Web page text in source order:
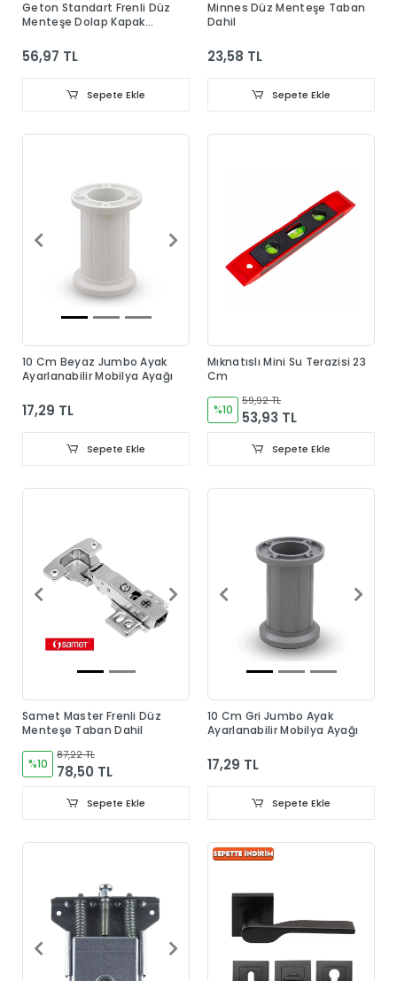
Geton Standart Frenli Düz
Menteşe Dolap Kapak
56,97 TL
Sepete Ekle
Minnes Düz Menteşe Taban
Dahil
23,58 TL
Sepete Ekle
10 Cm Beyaz Jumbo Ayak
Ayarlanabilir Mobilya Ayağı
17,29 TL
Sepete Ekle
Mıknatıslı Mini Su Terazisi 23
Cm
%10
59,92 TL
53,93 TL
Sepete Ekle
Samet Master Frenli Düz
Menteşe Taban Dahil
%10
87,22 TL
78,50 TL
Sepete Ekle
10 Cm Gri Jumbo Ayak
Ayarlanabilir Mobilya Ayağı
17,29 TL
Sepete Ekle